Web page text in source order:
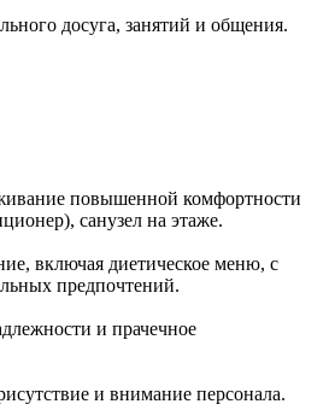
досуга, занятий и общения.
повышенной комфортности
санузел на этаже.
включая диетическое меню, с
предпочтений.
и прачечное
и внимание персонала.